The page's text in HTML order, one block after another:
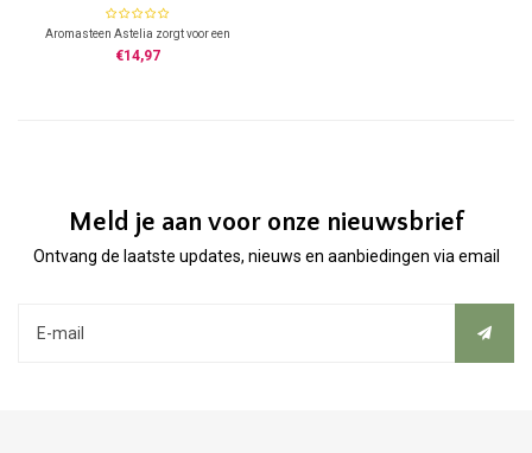
houten onderlegger
Aromasteen Astelia zorgt voor een
aangename subtiele
€14,97
Meld je aan voor onze nieuwsbrief
Ontvang de laatste updates, nieuws en aanbiedingen via email